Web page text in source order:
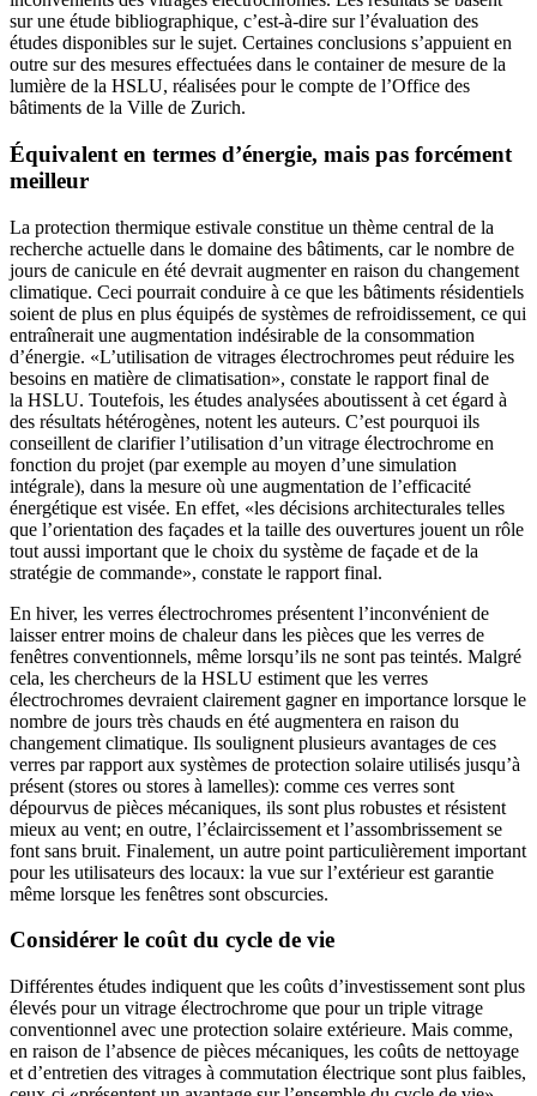
sur une étude bibliographique, c’est-à-dire sur l’évaluation des
études disponibles sur le sujet. Certaines conclusions s’appuient en
outre sur des mesures effectuées dans le container de mesure de la
lumière de la HSLU, réalisées pour le compte de l’Office des
bâtiments de la Ville de Zurich.
Équivalent en termes d’énergie, mais pas forcément
meilleur
La protection thermique estivale constitue un thème central de la
recherche actuelle dans le domaine des bâtiments, car le nombre de
jours de canicule en été devrait augmenter en raison du changement
climatique. Ceci pourrait conduire à ce que les bâtiments résidentiels
soient de plus en plus équipés de systèmes de refroidissement, ce qui
entraînerait une augmentation indésirable de la consommation
d’énergie. «L’utilisation de vitrages électrochromes peut réduire les
besoins en matière de climatisation», constate le rapport final de
la HSLU. Toutefois, les études analysées aboutissent à cet égard à
des résultats hétérogènes, notent les auteurs. C’est pourquoi ils
conseillent de clarifier l’utilisation d’un vitrage électrochrome en
fonction du projet (par exemple au moyen d’une simulation
intégrale), dans la mesure où une augmentation de l’efficacité
énergétique est visée. En effet, «les décisions architecturales telles
que l’orientation des façades et la taille des ouvertures jouent un rôle
tout aussi important que le choix du système de façade et de la
stratégie de commande», constate le rapport final.
En hiver, les verres électrochromes présentent l’inconvénient de
laisser entrer moins de chaleur dans les pièces que les verres de
fenêtres conventionnels, même lorsqu’ils ne sont pas teintés. Malgré
cela, les chercheurs de la HSLU estiment que les verres
électrochromes devraient clairement gagner en importance lorsque le
nombre de jours très chauds en été augmentera en raison du
changement climatique. Ils soulignent plusieurs avantages de ces
verres par rapport aux systèmes de protection solaire utilisés jusqu’à
présent (stores ou stores à lamelles): comme ces verres sont
dépourvus de pièces mécaniques, ils sont plus robustes et résistent
mieux au vent; en outre, l’éclaircissement et l’assombrissement se
font sans bruit. Finalement, un autre point particulièrement important
pour les utilisateurs des locaux: la vue sur l’extérieur est garantie
même lorsque les fenêtres sont obscurcies.
Considérer le coût du cycle de vie
Différentes études indiquent que les coûts d’investissement sont plus
élevés pour un vitrage électrochrome que pour un triple vitrage
conventionnel avec une protection solaire extérieure. Mais comme,
en raison de l’absence de pièces mécaniques, les coûts de nettoyage
et d’entretien des vitrages à commutation électrique sont plus faibles,